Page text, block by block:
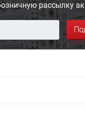
рассылку